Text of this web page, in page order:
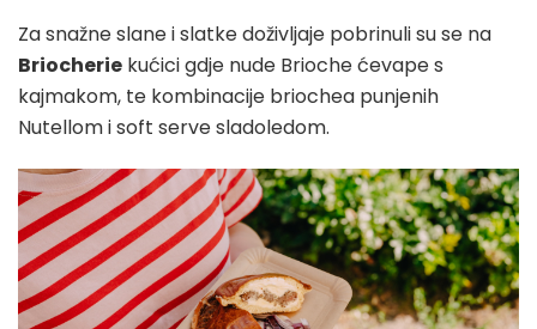
Za snažne slane i slatke doživljaje pobrinuli su se na
Briocherie kućici gdje nude Brioche ćevape s
kajmakom, te kombinacije briochea punjenih
Nutellom i soft serve sladoledom.